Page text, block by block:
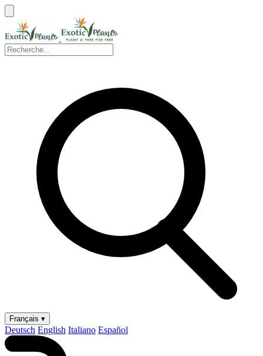
Français ▾
Deutsch English Italiano Español